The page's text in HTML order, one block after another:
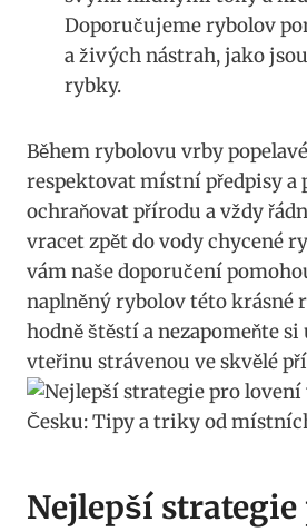
Doporučujeme rybolov
a živých nástrah, ⁢jako
rybky.
Během rybolovu vrby
respektovat místní ⁣předpisy a
⁤ochraňovat⁤ přírodu a vždy
vracet zpět do vody chycené
vám naše⁤ doporučení
naplněný rybolov této krásné⁤
hodně štěstí a ​nezapomeňte
vteřinu strávenou ve skvělé
Nejlepší